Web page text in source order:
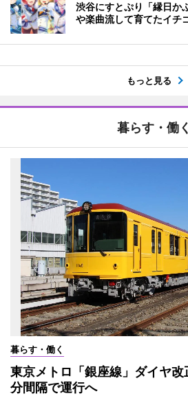
渋谷にすとぷり「縁日
や楽曲流して育てたイチ
もっと見る
暮らす・働く
暮らす・働く
東京メトロ「銀座線」ダイヤ
分間隔で運行へ